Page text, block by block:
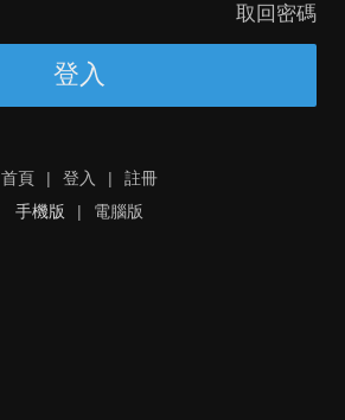
取回密碼
登入
首頁 | 登入 |
註冊
手機版
| 電腦版